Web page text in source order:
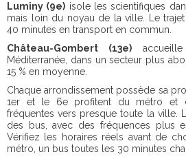
Luminy (9e) isole les scientifiques
mais loin du noyau de la ville. Le
40 minutes en transport en commun.
Château-Gombert (13e)accueille
Méditerranée, dans un secteur plus
15 % en moyenne.
Chaque arrondissement possède sa
1er et le 6e profitent du métro et
fréquentes vers presque toute la ville.
des bus, avec des fréquences plus
Vérifiez les horaires réels avant de
métro, un bus toutes les 30 minutes